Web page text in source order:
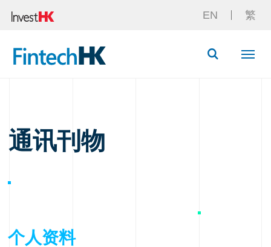
EN 繁
Button
通讯刊物
个人资料